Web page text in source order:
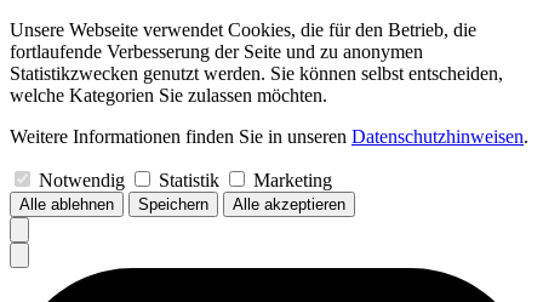
Unsere Webseite verwendet Cookies, die für den Betrieb, die
fortlaufende Verbesserung der Seite und zu anonymen
Statistikzwecken genutzt werden. Sie können selbst entscheiden,
welche Kategorien Sie zulassen möchten.
Weitere Informationen finden Sie in unseren Datenschutzhinweisen.
Notwendig Statistik Marketing
Alle ablehnen Speichern Alle akzeptieren